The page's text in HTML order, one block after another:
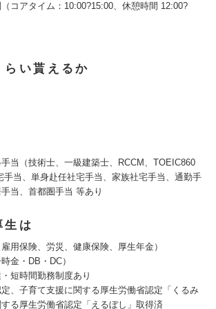
コアタイム：10:00?15:00、休憩時間 12:00?
らい貰えるか
当（技術士、一級建築士、RCCM、TOEIC860
手当、単身赴任社宅手当、家族社宅手当、通勤手
当、首都圏手当 等あり
生は
用保険、労災、健康保険、厚生年金）
金・DB・DC）
短時間勤務制度あり
、子育て支援に関する厚生労働省認定「くるみ
る厚生労働省認定「えるぼし」取得済